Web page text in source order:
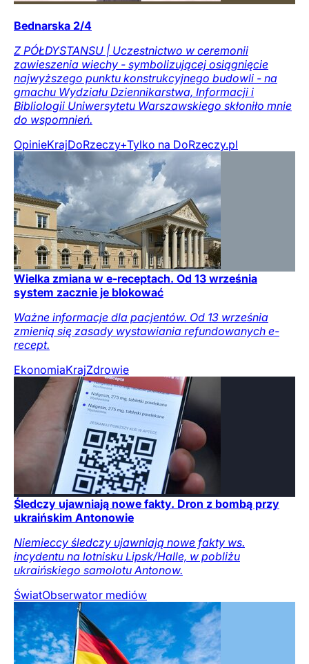
Bednarska 2/4
Z PÓŁDYSTANSU | Uczestnictwo w ceremonii
zawieszenia wiechy - symbolizującej osiągnięcie
najwyższego punktu konstrukcyjnego budowli - na
gmachu Wydziału Dziennikarstwa, Informacji i
Bibliologii Uniwersytetu Warszawskiego skłoniło mnie
do wspomnień.
OpinieKrajDoRzeczy+Tylko na DoRzeczy.pl
Wielka zmiana w e-receptach. Od 13 września
system zacznie je blokować
Ważne informacje dla pacjentów. Od 13 września
zmienią się zasady wystawiania refundowanych e-
recept.
EkonomiaKrajZdrowie
Śledczy ujawniają nowe fakty. Dron z bombą przy
ukraińskim Antonowie
Niemieccy śledczy ujawniają nowe fakty ws.
incydentu na lotnisku Lipsk/Halle, w pobliżu
ukraińskiego samolotu Antonow.
ŚwiatObserwator mediów